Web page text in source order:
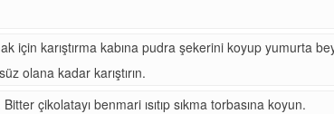
için karıştırma kabına pudra şekerini koyup yumurta
olana kadar karıştırın.
çikolatayı benmari ısıtıp sıkma torbasına koyun.